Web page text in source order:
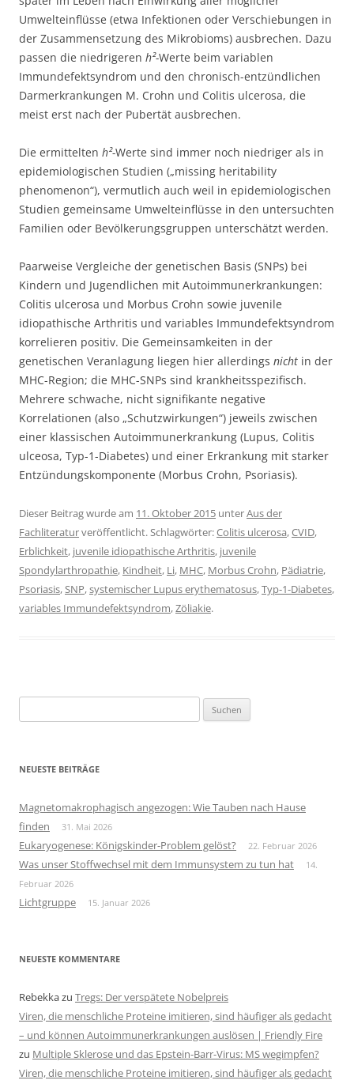
Umwelteinflüsse (etwa Infektionen oder Verschiebungen in
der Zusammensetzung des Mikrobioms) ausbrechen. Dazu
passen die niedrigeren h²-Werte beim variablen
Immundefektsyndrom und den chronisch-entzündlichen
Darmerkrankungen M. Crohn und Colitis ulcerosa, die
meist erst nach der Pubertät ausbrechen.
Die ermittelten h²-Werte sind immer noch niedriger als in
epidemiologischen Studien („missing heritability
phenomenon“), vermutlich auch weil in epidemiologischen
Studien gemeinsame Umwelteinflüsse in den untersuchten
Familien oder Bevölkerungsgruppen unterschätzt werden.
Paarweise Vergleiche der genetischen Basis (SNPs) bei
Kindern und Jugendlichen mit Autoimmunerkrankungen:
Colitis ulcerosa und Morbus Crohn sowie juvenile
idiopathische Arthritis und variables Immundefektsyndrom
korrelieren positiv. Die Gemeinsamkeiten in der
genetischen Veranlagung liegen hier allerdings nicht in der
MHC-Region; die MHC-SNPs sind krankheitsspezifisch.
Mehrere schwache, nicht signifikante negative
Korrelationen (also „Schutzwirkungen“) jeweils zwischen
einer klassischen Autoimmunerkrankung (Lupus, Colitis
ulceosa, Typ-1-Diabetes) und einer Erkrankung mit starker
Entzündungskomponente (Morbus Crohn, Psoriasis).
Dieser Beitrag wurde am 11. Oktober 2015 unterAus der
Fachliteraturveröffentlicht. Schlagwörter:Colitis ulcerosa,CVID,
Erblichkeit, juvenile idiopathische Arthritis, juvenile
Spondylarthropathie, Kindheit, Li, MHC, Morbus Crohn, Pädiatrie,
Psoriasis,SNP,systemischer Lupus erythematosus,Typ-1-Diabetes,
variables Immundefektsyndrom,Zöliakie.
nach:
NEUESTE BEITRÄGE
Magnetomakrophagisch angezogen: Wie Tauben nach Hause
finden
31. Mai 2026
Eukaryogenese: Königskinder-Problem gelöst? 22. Februar 2026
Was unser Stoffwechsel mit dem Immunsystem zu tun hat
14.
Februar 2026
Lichtgruppe 15. Januar 2026
NEUESTE KOMMENTARE
Rebekkazu Tregs: Der verspätete Nobelpreis
Viren, die menschliche Proteine imitieren, sind häufiger als gedacht
– und können Autoimmunerkrankungen auslösen | Friendly Fire
zu Multiple Sklerose und das Epstein-Barr-Virus: MS wegimpfen?
Viren, die menschliche Proteine imitieren, sind häufiger als gedacht